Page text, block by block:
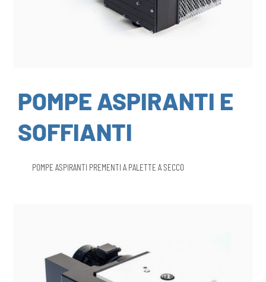
POMPE ASPIRANTI E
SOFFIANTI